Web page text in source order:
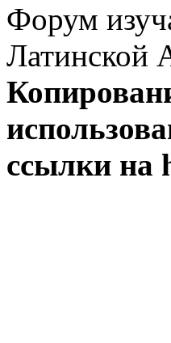
Форум
Латинской
ссылки на